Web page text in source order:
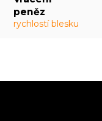
peněz
rychlostí blesku